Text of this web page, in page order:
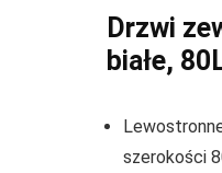
Drzwi
białe,
szerokości